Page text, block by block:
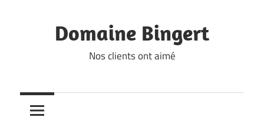
Domaine Bingert
Nos clients ont aimé